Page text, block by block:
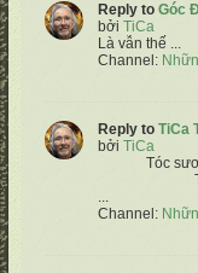
Reply to Góc
bởi TiCa
Là vẫn thế ...
Channel:
Reply to TiCa
bởi TiCa
Tóc
...
Channel: